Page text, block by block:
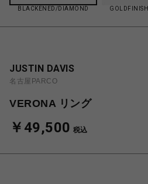
BLACKENED/DIAMOND
JUSTIN DAVIS
名古屋PARCO
VERONA リング
￥49,500 税込